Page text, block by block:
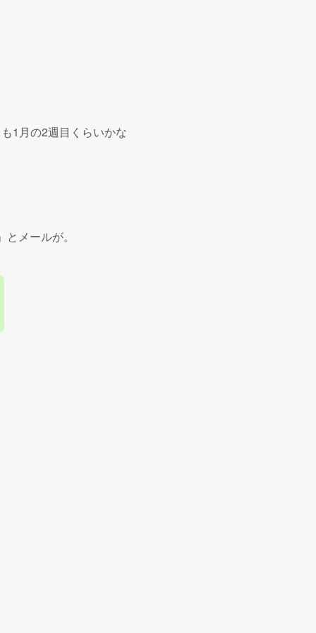
1月の2週目くらいかな
メールが。